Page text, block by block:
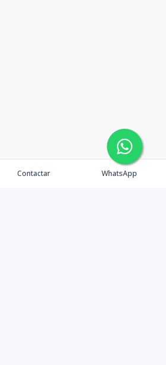
Contactar WhatsApp